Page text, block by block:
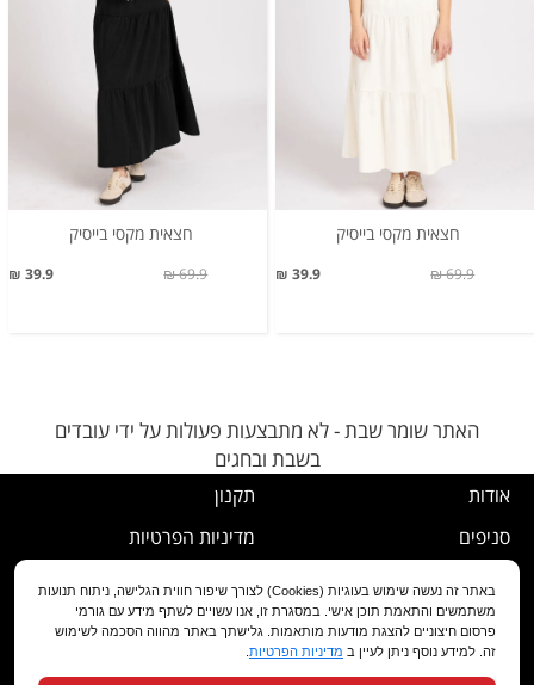
חצאית מקסי בייסיק
39.9 ₪ 69.9 ₪
חצאית מקסי בייסיק
39.9 ₪ 69.9 ₪
האתר שומר שבת - לא מתבצעות פעולות על ידי עובדים
בשבת ובחגים
אודות
סניפים
שירות לקוחות
מועדון לקוחות
תקנון
מדיניות הפרטיות
נוהל ביטול עסקה
מדיניות החלפה/החזרה/ביטול
הצהרת נגישות
באתר זה נעשה שימוש בעוגיות (Cookies) לצורך שיפור חווית הגלישה, ניתוח תנועות
משתמשים והתאמת תוכן אישי. במסגרת זו, אנו עשויים לשתף מידע עם גורמי
פרסום חיצוניים להצגת מודעות מותאמות. גלישתך באתר מהווה הסכמה לשימוש
זה. למידע נוסף ניתן לעיין ב מדיניות הפרטיות